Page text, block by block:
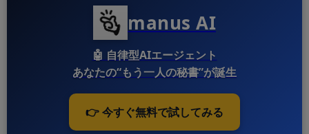
manus AI
🤖 自律型AIエージェント
あなたの“もう一人の秘書”が誕生
👉 今すぐ無料で試してみる